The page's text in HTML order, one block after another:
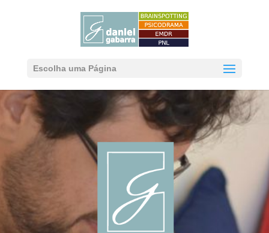
Escolha uma Página